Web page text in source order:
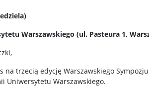
Warszawskiego (ul. Pasteura 1,
na trzecią edycję Warszawskiego
Uniwersytetu Warszawskiego.